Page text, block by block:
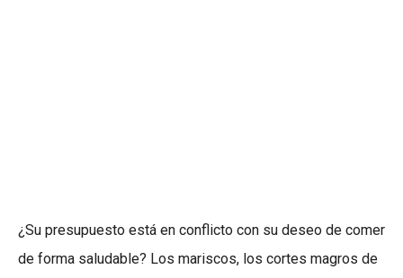
¿Su presupuesto está en conflicto con su deseo de comer
de forma saludable? Los mariscos, los cortes magros de